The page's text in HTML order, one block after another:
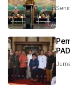
Pemprov